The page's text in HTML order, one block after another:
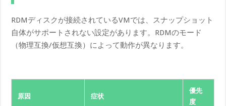
RDMディスクが接続されているVMでは、スナップショット
自体がサポートされない設定があります。RDMのモード
（物理互換/仮想互換）によって動作が異なります。
原因 症状
優先
度